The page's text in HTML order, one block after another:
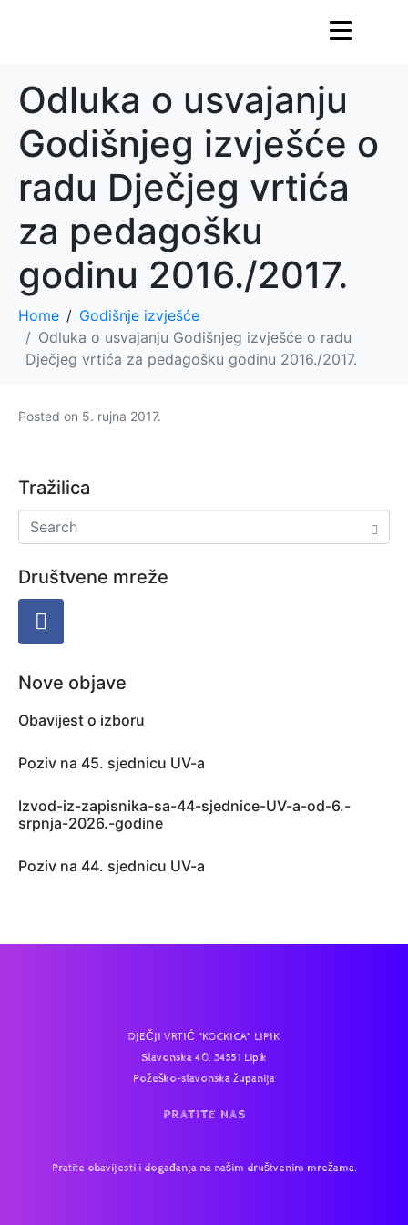
Odluka o usvajanju
Godišnjeg izvješće o
radu Dječjeg vrtića
za pedagošku
godinu 2016./2017.
Home
Godišnje izvješće
Odluka o usvajanju Godišnjeg izvješće o radu
Dječjeg vrtića za pedagošku godinu 2016./2017.
Posted on 5. rujna 2017.
Tražilica
Društvene mreže
Nove objave
Obavijest o izboru
Poziv na 45. sjednicu UV-a
Izvod-iz-zapisnika-sa-44-sjednice-UV-a-od-6.-
srpnja-2026.-godine
Poziv na 44. sjednicu UV-a
DJEČJI VRTIĆ “KOCKICA” LIPIK
Slavonska 40, 34551 Lipik
Požeško-slavonska županija
PRATITE NAS
Pratite obavijesti i događanja na našim društvenim mrežama.